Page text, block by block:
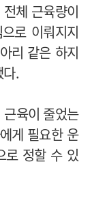
체 근육량이
로 이뤄지지
리 같은 하지
.
육이 줄었는
게 필요한 운
로 정할 수 있